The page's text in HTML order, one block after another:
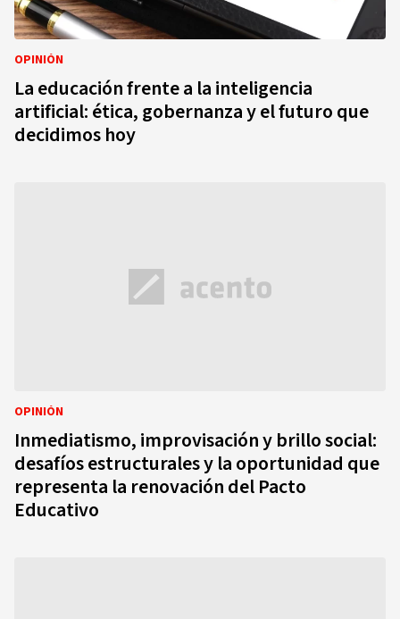
OPINIÓN
La educación frente a la inteligencia
artificial: ética, gobernanza y el futuro que
decidimos hoy
OPINIÓN
Inmediatismo, improvisación y brillo social:
desafíos estructurales y la oportunidad que
representa la renovación del Pacto
Educativo